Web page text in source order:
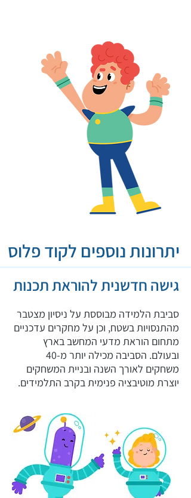
גישה חדשנית להוראת תכנות
סביבת הלמידה מבוססת על ניסיון מצטבר
מהתנסויות בשטח, וכן על מחקרים עדכניים
מתחום הוראת מדעי המחשב בארץ
ובעולם. הסביבה מכילה יותר מ-40
משחקים לאורך השנה ובניית המשחקים
יוצרת מוטיבציה פנימית בקרב התלמידים.
יתרונות נוספים לקוד פלוס